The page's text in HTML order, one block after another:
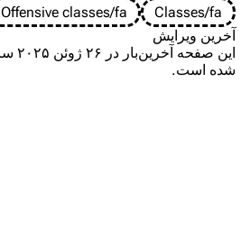
ناوبری
صفحهٔ اصلی
Classes/fa
Offensive classes/fa
آخرین ویرایش
شده است.